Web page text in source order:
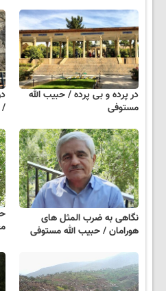
در پرده و بی پرده / حبیب الله
مستوفی
/
نگاهی به ضرب المثل های
هورامان / حبیب الله مستوفی